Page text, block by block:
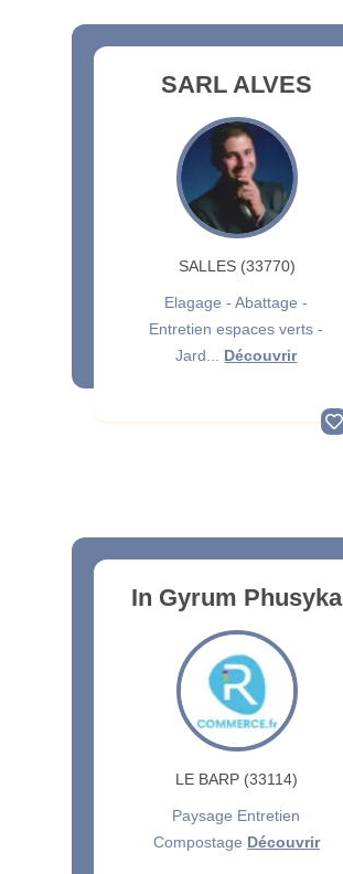
SARL ALVES
SALLES (33770)
Elagage - Abattage -
Entretien espaces verts -
Jard... Découvrir
In Gyrum Phusyka
LE BARP (33114)
Paysage Entretien
Compostage Découvrir